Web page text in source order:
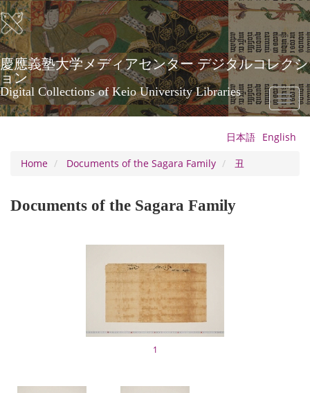
Skip
to
main
content
慶應義塾大学メディアセンター デジタルコレクシ
ョン
Digital Collections of Keio University Libraries
Toggle
日本語 English
Home
Documents of the Sagara Family 丑
Documents of the Sagara Family
1